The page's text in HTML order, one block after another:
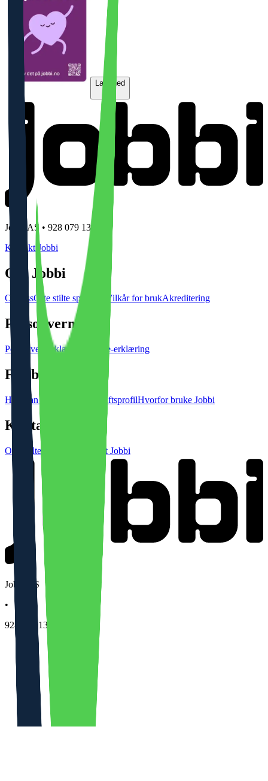
Last ned
Jobbi AS • 928 079 139
Kontakt Jobbi
Om Jobbi
Om ossOfte stilte spørsmål Vilkår for brukAkreditering
Personvern
Personvernerklæring Cookie-erklæring
For bedrifter
Hvordan administrere bedriftsprofilHvorfor bruke Jobbi
Kontakt
Ofte stilte spørsmål Kontakt Jobbi
Jobbi AS
•
928 079 139